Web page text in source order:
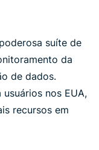
suíte de
da
de dados.
nos EUA,
recursos em